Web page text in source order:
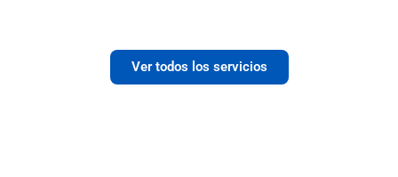
Ver todos los servicios